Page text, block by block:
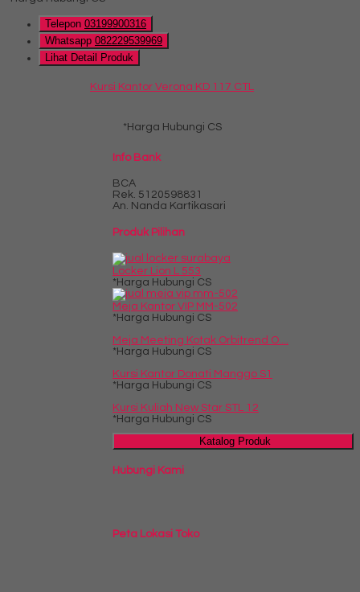
Telepon 03199900316
Whatsapp 082229539969
Lihat Detail Produk
Kursi Kantor Verona KD 117 CTL
*Harga Hubungi CS
Info Bank
BCA
Rek. 5120598831
An. Nanda Kartikasari
Produk Pilihan
Locker Lion L 553
*Harga Hubungi CS
Meja Kantor VIP MM-502
*Harga Hubungi CS
Meja Meeting Kotak Orbitrend O....
*Harga Hubungi CS
Kursi Kantor Donati Manggo S1
*Harga Hubungi CS
Kursi Kuliah New Star STL 12
*Harga Hubungi CS
Katalog Produk
Hubungi Kami
Peta Lokasi Toko